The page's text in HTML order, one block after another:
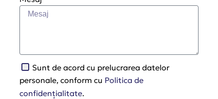
Sunt de acord cu prelucrarea datelor
personale, conform cu Politica de
confidențialitate.